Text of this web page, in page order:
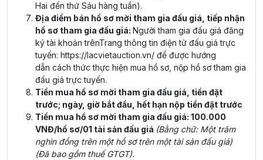
Hai đến thứ Sáu hàng tuần).
Địa điểm bán hồ sơ mời tham gia đấu giá, tiếp nhận
hồ sơ tham gia đấu giá: Người tham gia đấu giá đăng
ký tài khoản trênTrang thông tin điện tử đấu giá trực
tuyến: https://lacvietauction.vn/ để được hướng
dẫn cách thức thực hiện mua hồ sơ, nộp hồ sơ tham gia
đấu giá trực tuyến.
Tiền mua hồ sơ mời tham gia đấu giá, tiền đặt
trước; ngày, giờ bắt đầu, hết hạn nộp tiền đặt trước
Tiền mua hồ sơ mời tham gia đấu giá: 100.000
VNĐ/hồ sơ/01 tài sản đấu giá (Bằng chữ: Một trăm
nghìn đồng trên một hồ sơ trên một tài sản đấu giá)
(Đã bao gồm thuế GTGT).